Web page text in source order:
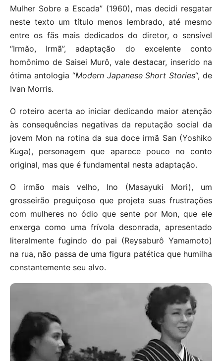
Mulher Sobre a Escada” (1960), mas decidi resgatar
neste texto um título menos lembrado, até mesmo
entre os fãs mais dedicados do diretor, o sensível
“Irmão, Irmã”, adaptação do excelente conto
homônimo de Saisei Murô, vale destacar, inserido na
ótima antologia “Modern Japanese Short Stories“, de
Ivan Morris.
O roteiro acerta ao iniciar dedicando maior atenção
às consequências negativas da reputação social da
jovem Mon na rotina da sua doce irmã San (Yoshiko
Kuga), personagem que aparece pouco no conto
original, mas que é fundamental nesta adaptação.
O irmão mais velho, Ino (Masayuki Mori), um
grosseirão preguiçoso que projeta suas frustrações
com mulheres no ódio que sente por Mon, que ele
enxerga como uma frívola desonrada, apresentado
literalmente fugindo do pai (Reysaburô Yamamoto)
na rua, não passa de uma figura patética que humilha
constantemente seu alvo.